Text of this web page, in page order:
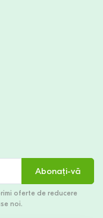
Abonați-vă
oferte de reducere
noi.